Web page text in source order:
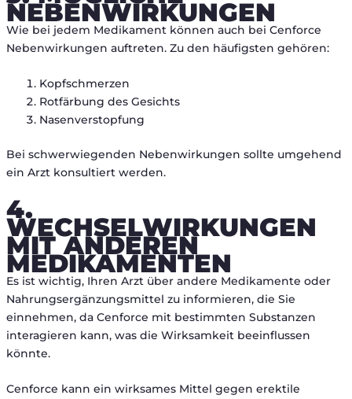
NEBENWIRKUNGEN
Wie bei jedem Medikament können auch bei Cenforce
Nebenwirkungen auftreten. Zu den häufigsten gehören:
Kopfschmerzen
Rotfärbung des Gesichts
Nasenverstopfung
Bei schwerwiegenden Nebenwirkungen sollte umgehend
ein Arzt konsultiert werden.
4.
WECHSELWIRKUNGEN
MIT ANDEREN
MEDIKAMENTEN
Es ist wichtig, Ihren Arzt über andere Medikamente oder
Nahrungsergänzungsmittel zu informieren, die Sie
einnehmen, da Cenforce mit bestimmten Substanzen
interagieren kann, was die Wirksamkeit beeinflussen
könnte.
Cenforce kann ein wirksames Mittel gegen erektile